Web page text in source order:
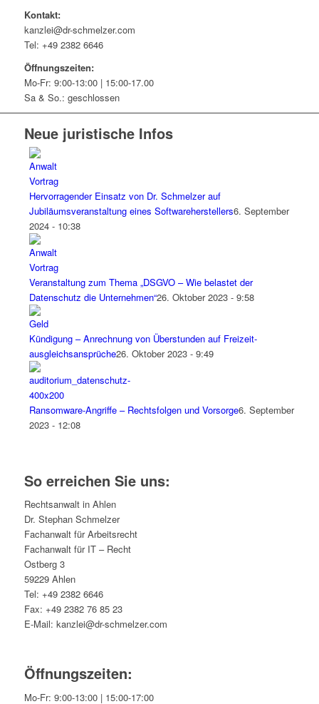
Kontakt:
kanzlei@dr-schmelzer.com
Tel: +49 2382 6646
Öffnungszeiten:
Mo-Fr: 9:00-13:00 | 15:00-17.00
Sa & So.: geschlossen
Neue juristische Infos
Hervorragender Einsatz von Dr. Schmelzer auf
Jubiläumsveranstaltung eines Softwareherstellers6. September
2024 - 10:38
Veranstaltung zum Thema „DSGVO – Wie belastet der
Datenschutz die Unternehmen“26. Oktober 2023 - 9:58
Kündigung – Anrechnung von Überstunden auf Freizeit­
ausgleichs­ansprüche26. Oktober 2023 - 9:49
Ransomware-Angriffe – Rechtsfolgen und Vorsorge6. September
2023 - 12:08
So erreichen Sie uns:
Rechtsanwalt in Ahlen
Dr. Stephan Schmelzer
Fachanwalt für Arbeitsrecht
Fachanwalt für IT – Recht
Ostberg 3
59229 Ahlen
Tel: +49 2382 6646
Fax: +49 2382 76 85 23
E-Mail: kanzlei@dr-schmelzer.com
Öffnungszeiten:
Mo-Fr: 9:00-13:00 | 15:00-17:00